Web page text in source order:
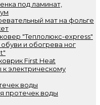
под ламинат,
мат на фольге
"Теплолюкс-express"
и обогрева ног
First Heat
электрическому
воды
протечек воды